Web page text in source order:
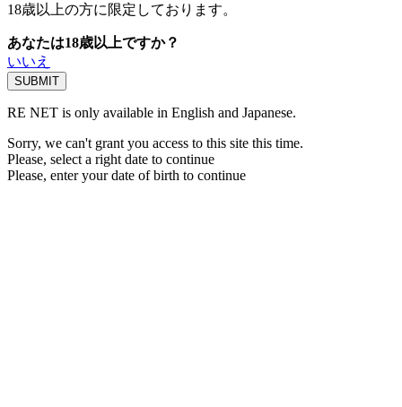
18歳以上の方に限定しております。
あなたは18歳以上ですか？
いいえ
RE NET is only available in English and Japanese.
Sorry, we can't grant you access to this site this time.
Please, select a right date to continue
Please, enter your date of birth to continue